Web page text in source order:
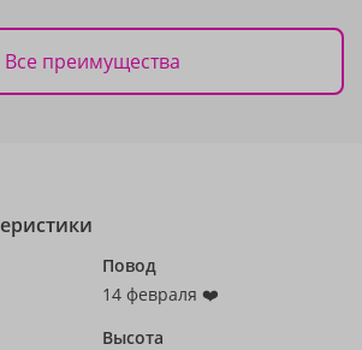
Все преимущества
Повод
14 февраля ❤️
Высота